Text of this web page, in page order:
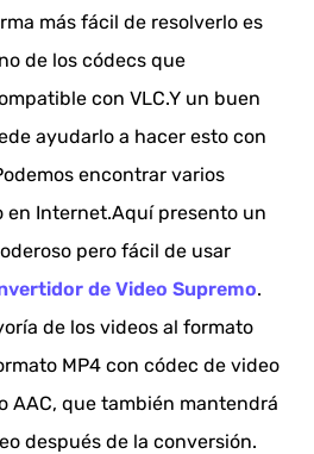
más fácil de resolverlo es
de los códecs que
con VLC.Y un buen
ayudarlo a hacer esto con
encontrar varios
en Internet.Aquí presento un
pero fácil de usar
de Video Supremo.
de los videos al formato
MP4 con códec de video
AAC, que también mantendrá
después de la conversión.